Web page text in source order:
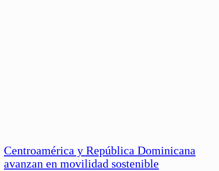
Centroamérica y República Dominicana
avanzan en movilidad sostenible